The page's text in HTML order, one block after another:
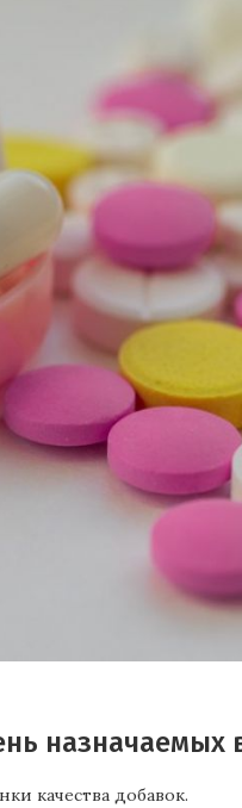
назначаемых
качества добавок.